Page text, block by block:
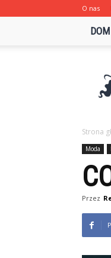
O nas
DOM
Strona
Moda
Przez